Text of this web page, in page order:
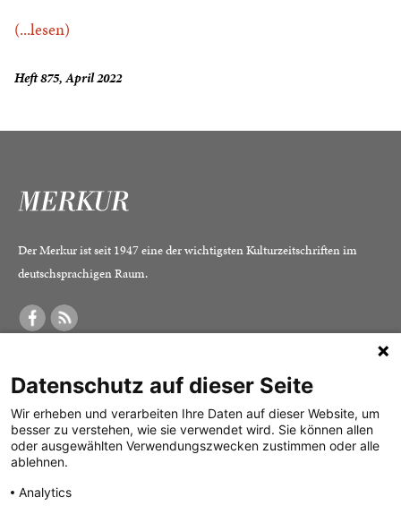
(...lesen)
Heft 875, April 2022
Der Merkur ist seit 1947 eine der wichtigsten Kulturzeitschriften im
deutschsprachigen Raum.
Was ist der Merkur?
Herausgeber /
Redaktion
Verlag
Alle Abos im Überblick
Print-Abo
Digital-Abo
Impressum
Datenschutz
Mediadaten
Datenschutz auf dieser Seite
Wir erheben und verarbeiten Ihre Daten auf dieser Website, um
besser zu verstehen, wie sie verwendet wird. Sie können allen
oder ausgewählten Verwendungszwecken zustimmen oder alle
ablehnen.
Analytics